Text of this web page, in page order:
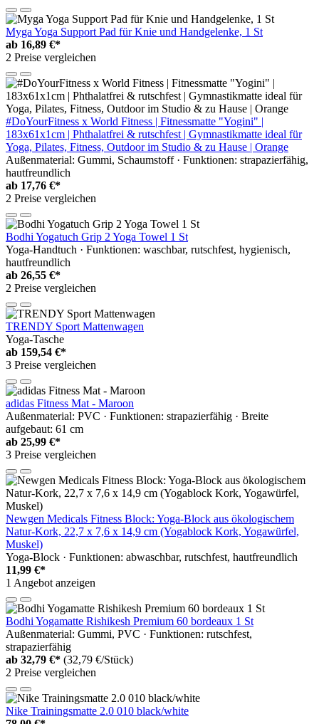
Myga Yoga Support Pad für Knie und Handgelenke, 1 St
ab 16,89 €*
2 Preise vergleichen
#DoYourFitness x World Fitness | Fitnessmatte "Yogini" |
183x61x1cm | Phthalatfrei & rutschfest | Gymnastikmatte ideal für
Yoga, Pilates, Fitness, Outdoor im Studio & zu Hause | Orange
Außenmaterial: Gummi, Schaumstoff · Funktionen: strapazierfähig,
hautfreundlich
ab 17,76 €*
2 Preise vergleichen
Bodhi Yogatuch Grip 2 Yoga Towel 1 St
Yoga-Handtuch · Funktionen: waschbar, rutschfest, hygienisch,
hautfreundlich
ab 26,55 €*
2 Preise vergleichen
TRENDY Sport Mattenwagen
Yoga-Tasche
ab 159,54 €*
3 Preise vergleichen
adidas Fitness Mat - Maroon
Außenmaterial: PVC · Funktionen: strapazierfähig · Breite
aufgebaut: 61 cm
ab 25,99 €*
3 Preise vergleichen
Newgen Medicals Fitness Block: Yoga-Block aus ökologischem
Natur-Kork, 22,7 x 7,6 x 14,9 cm (Yogablock Kork, Yogawürfel,
Muskel)
Yoga-Block · Funktionen: abwaschbar, rutschfest, hautfreundlich
11,99 €*
1 Angebot anzeigen
Bodhi Yogamatte Rishikesh Premium 60 bordeaux 1 St
Außenmaterial: Gummi, PVC · Funktionen: rutschfest,
strapazierfähig
ab 32,79 €* (32,79 €/Stück)
2 Preise vergleichen
Nike Trainingsmatte 2.0 010 black/white